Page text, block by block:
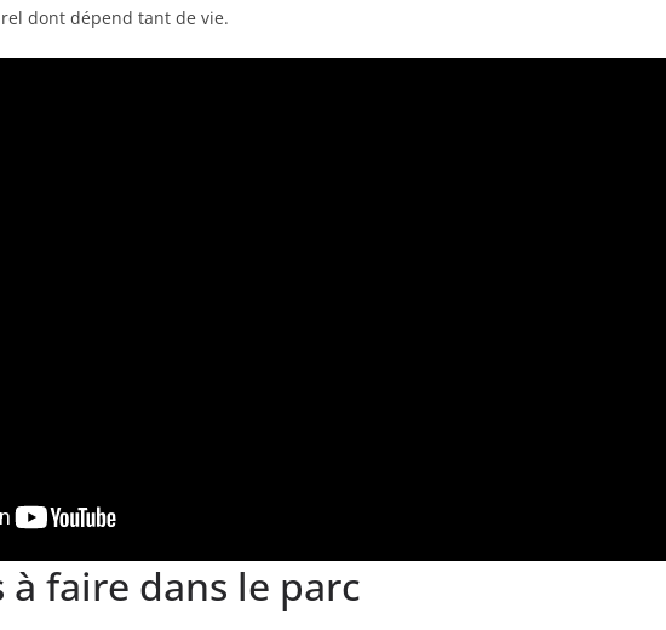
dont dépend tant de vie.
à faire dans le parc